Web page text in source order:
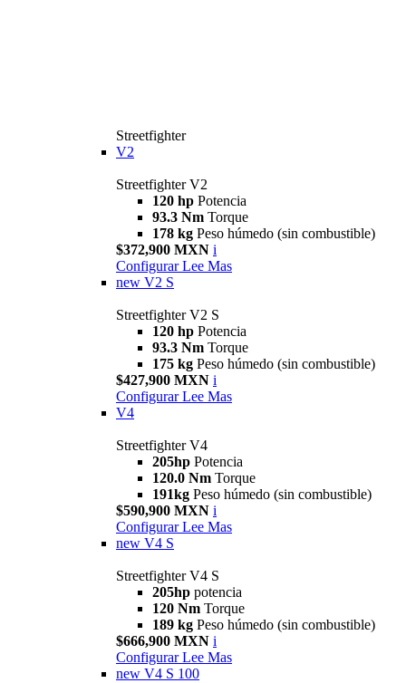
Streetfighter
V2
Streetfighter V2
120 hp Potencia
93.3 Nm Torque
178 kg Peso húmedo (sin combustible)
$372,900 MXN i
Configurar Lee Mas
new V2 S
Streetfighter V2 S
120 hp Potencia
93.3 Nm Torque
175 kg Peso húmedo (sin combustible)
$427,900 MXN i
Configurar Lee Mas
V4
Streetfighter V4
205hp Potencia
120.0 Nm Torque
191kg Peso húmedo (sin combustible)
$590,900 MXN i
Configurar Lee Mas
new V4 S
Streetfighter V4 S
205hp potencia
120 Nm Torque
189 kg Peso húmedo (sin combustible)
$666,900 MXN i
Configurar Lee Mas
new V4 S 100